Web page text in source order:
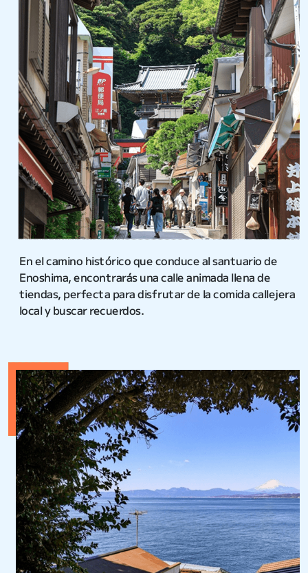
En el camino histórico que conduce al santuario de
Enoshima, encontrarás una calle animada llena de
tiendas, perfecta para disfrutar de la comida callejera
local y buscar recuerdos.